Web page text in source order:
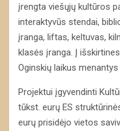
įrengta viešųjų kultūros
interaktyvūs stendai,
įranga, liftas, keltuvas,
klasės įranga. Į
Oginskių laikus menantys
Projektui įgyvendinti
tūkst. eurų ES
eurų prisidėjo vietos